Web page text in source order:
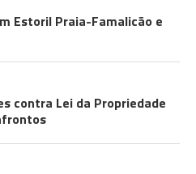
Estoril Praia-Famalicão e
contra Lei da Propriedade